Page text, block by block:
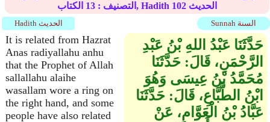
التصنيف : 13 الكتاب, Hadith 102 الحديث
Sunnah السنة Hadith الحديث
It is related from Hazrat
Anas radiyallahu anhu
that the Prophet of Allah
sallallahu alaihe
wasallam wore a ring on
the right hand, and some
people have also related
حَدَّثَنَا عَبْدُ اللهِ بْنُ عَبْدِ
الرَّحْمَنِ، قَالَ‏:‏ حَدَّثَنَا
مُحَمَّدُ بْنُ عِيسَى وَهُوَ
ابْنُ الطَّبَّاعِ، قَالَ‏:‏ حَدَّثَنَا
عَبَّادُ بْنُ الْعَوَّامِ، عَنْ